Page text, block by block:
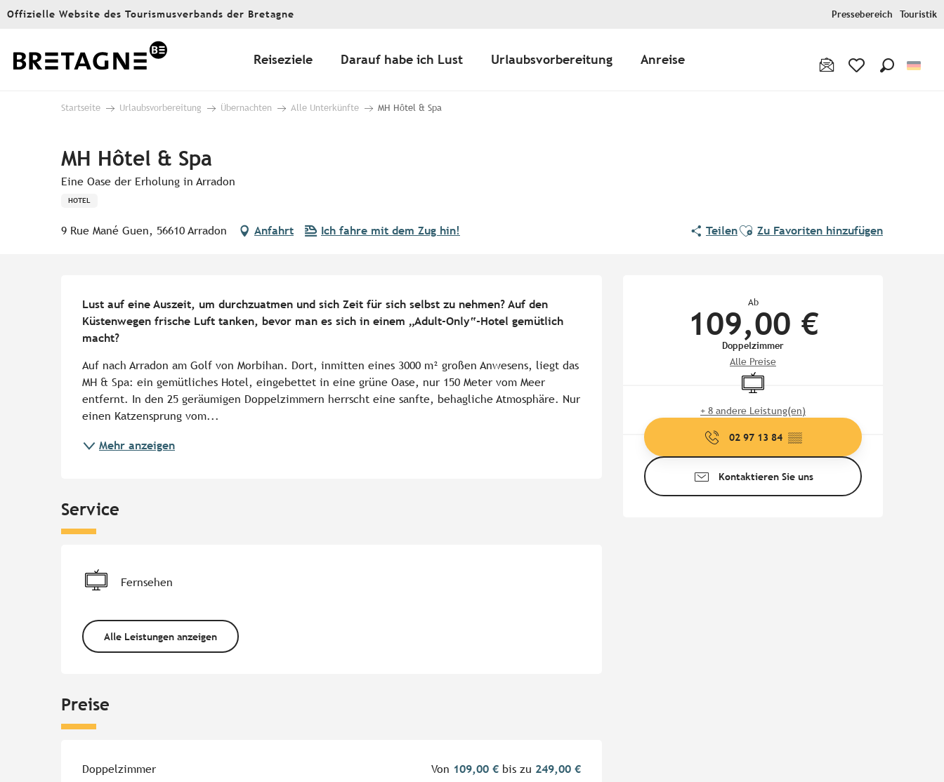
Aller
principal
Offizielle Website des Tourismusverbands der Bretagne Pressebereich Touristik
Reiseziele Darauf habe ich Lust Urlaubsvorbereitung Anreise
Startseite Urlaubsvorbereitung Übernachten Alle Unterkünfte MH Hôtel & Spa
MH Hôtel & Spa
Eine Oase der Erholung in Arradon
HOTEL
9 Rue Mané Guen, 56610 Arradon Anfahrt Ich fahre mit dem Zug hin! TeilenAjouter aux favoris
Zu Favoriten hinzufügen
Ab
109,00 €
Doppelzimmer
Alle Preise
Fernsehen
+ 8 andere Leistung(en)
02 97 13 84 ▒▒
Kontaktieren Sie uns
Lust auf eine Auszeit, um durchzuatmen und sich Zeit für sich selbst zu nehmen? Auf den
Küstenwegen frische Luft tanken, bevor man es sich in einem „Adult-Only“-Hotel gemütlich
macht?
Auf nach Arradon am Golf von Morbihan. Dort, inmitten eines 3000 m² großen Anwesens, liegt das
MH & Spa: ein gemütliches Hotel, eingebettet in eine grüne Oase, nur 150 Meter vom Meer
entfernt. In den 25 geräumigen Doppelzimmern herrscht eine sanfte, behagliche Atmosphäre. Nur
einen Katzensprung vom...
Mehr anzeigen
Service
Fernsehen
Alle Leistungen anzeigen
Preise
Preise 2026
Doppelzimmer Von 109,00 € bis zu 249,00 €